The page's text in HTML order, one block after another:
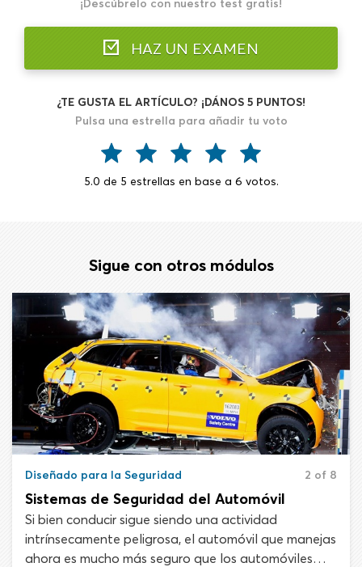
¡Descúbrelo con nuestro test gratis!
HAZ UN EXAMEN
¿TE GUSTA EL ARTÍCULO? ¡DÁNOS 5 PUNTOS!
Pulsa una estrella para añadir tu voto
5.0 de 5 estrellas en base a 6 votos.
Sigue con otros módulos
Diseñado para la Seguridad 2 of 8
Sistemas de Seguridad del Automóvil
Si bien conducir sigue siendo una actividad
intrínsecamente peligrosa, el automóvil que manejas
ahora es mucho más seguro que los automóviles